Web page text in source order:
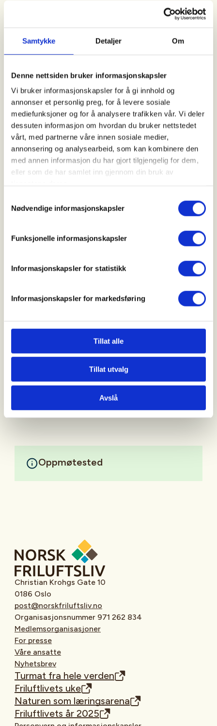
Samtykke Detaljer Om
Denne nettsiden bruker informasjonskapsler
Vi bruker informasjonskapsler for å gi innhold og
annonser et personlig preg, for å levere sosiale
mediefunksjoner og for å analysere trafikken vår. Vi deler
dessuten informasjon om hvordan du bruker nettstedet
vårt, med partnerne våre innen sosiale medier,
annonsering og analysearbeid, som kan kombinere den
med annen informasjon du har gjort tilgjengelig for dem,
eller som de har samlet inn gjennom din bruk av
Nødvendige informasjonskapsler
Funksjonelle informasjonskapsler
Informasjonskapsler for statistikk
Informasjonskapsler for markedsføring
Tillat alle
Tillat utvalg
Avslå
Tid
20. Jul 2026
Kl. 18.00 - 21.00
Arrangør
Nord-Odal JFF
Kontaktperson
post@nordodaljff.no
Treningskveld damer og
Det er alltid instruktør tilstede for de som ønsker
råd og veiledning
Oppmøtested
Christian Krohgs Gate 10
0186 Oslo
post@norskfriluftsliv.no
Organisasjonsnummer 971 262 834
Medlemsorganisasjoner
For presse
Våre ansatte
Nyhetsbrev
Turmat fra hele verden
Friluftlivets uke
Naturen som læringsarena
Friluftlivets år 2025